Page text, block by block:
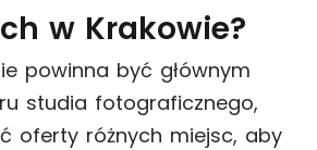
w Krakowie?
powinna być głównym
studia fotograficznego,
oferty różnych miejsc, aby